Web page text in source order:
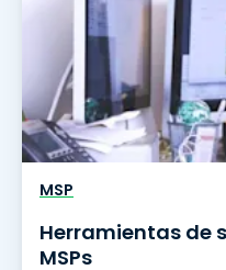
MSP
Herramientas de
MSPs